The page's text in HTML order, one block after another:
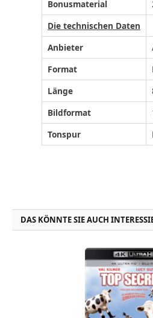
Bonusmaterial
Die technischen Daten
Anbieter
Format
Länge
Bildformat
Tonspur
DAS KÖNNTE SIE AUCH